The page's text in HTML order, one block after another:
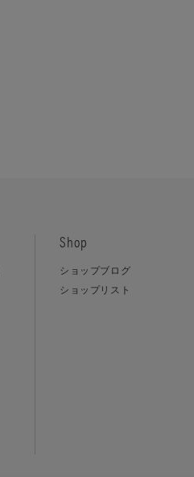
Shop
ショップブログ
ショップリスト